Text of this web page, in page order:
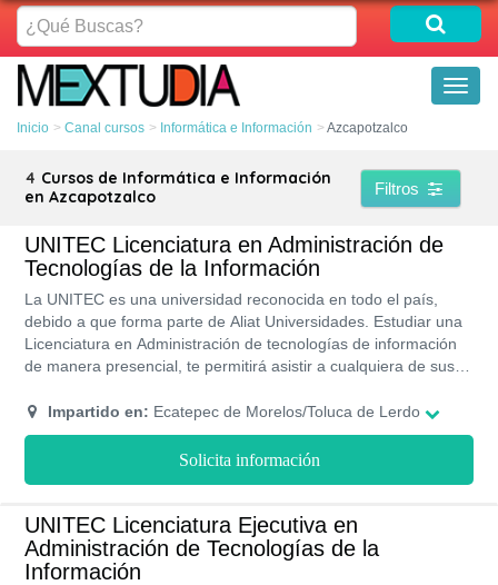
¿Qué
Buscas?
Inicio Canal cursos Informática e Información Azcapotzalco
4 Cursos de Informática e Información
en Azcapotzalco
Filtros
UNITEC Licenciatura en Administración de
Tecnologías de la Información
La UNITEC es una universidad reconocida en todo el país,
debido a que forma parte de Aliat Universidades. Estudiar una
Licenciatura en Administración de tecnologías de información
de manera presencial, te permitirá asistir a cualquiera de sus
accesibles ya que te ofrece la exoneración del monto de
inscripción y planes de pago para las mensualidades. Recibirás
una titulación con reconocimiento y validez de la SEP.
Impartido en: Ecatepec de Morelos/Toluca de Lerdo
Solicita información
UNITEC Licenciatura Ejecutiva en
Administración de Tecnologías de la
Información